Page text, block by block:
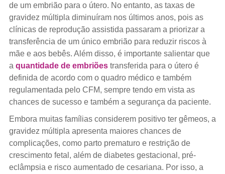
de um embrião para o útero. No entanto, as taxas de
gravidez múltipla diminuíram nos últimos anos, pois as
clínicas de reprodução assistida passaram a priorizar a
transferência de um único embrião para reduzir riscos à
mãe e aos bebês. Além disso, é importante salientar que
a quantidade de embriõestransferida para o útero é
definida de acordo com o quadro médico e também
regulamentada pelo CFM, sempre tendo em vista as
chances de sucesso e também a segurança da paciente.
Embora muitas famílias considerem positivo ter gêmeos, a
gravidez múltipla apresenta maiores chances de
complicações, como parto prematuro e restrição de
crescimento fetal, além de diabetes gestacional, pré-
eclâmpsia e risco aumentado de cesariana. Por isso, a